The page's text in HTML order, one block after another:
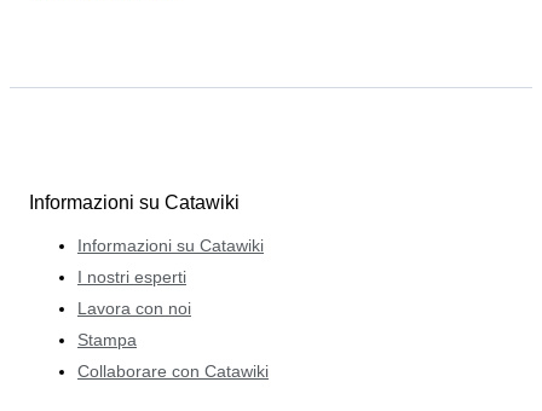
Informazioni su Catawiki
Informazioni su Catawiki
I nostri esperti
Lavora con noi
Stampa
Collaborare con Catawiki